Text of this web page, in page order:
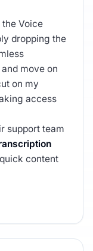
the Voice
dropping the
move on
on my
access
support team
content